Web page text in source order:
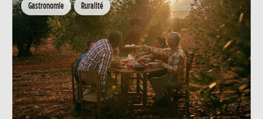
Gastronomie Ruralité